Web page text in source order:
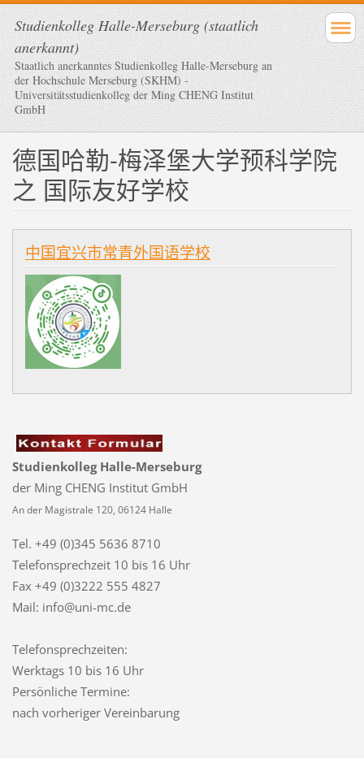
Studienkolleg Halle-Merseburg (staatlich
anerkannt)
Staatlich anerkanntes Studienkolleg Halle-Merseburg an
der Hochschule Merseburg (SKHM) -
Universitätsstudienkolleg der Ming CHENG Institut
GmbH
德国哈勒-梅泽堡大学预科学院
之 国际友好学校
中国宜兴市常青外国语学校
Studienkolleg Halle-Merseburg
der Ming CHENG Institut GmbH
An der Magistrale 120, 06124 Halle
Tel. +49 (0)345 5636 8710
Telefonsprechzeit 10 bis 16 Uhr
Fax +49 (0)3222 555 4827
Mail: info@uni-mc.de
Telefonsprechzeiten:
Werktags 10 bis 16 Uhr
Persönliche Termine:
nach vorheriger Vereinbarung